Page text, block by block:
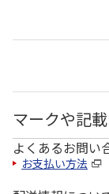
マークや記
よくあるお問い
お支払い方法